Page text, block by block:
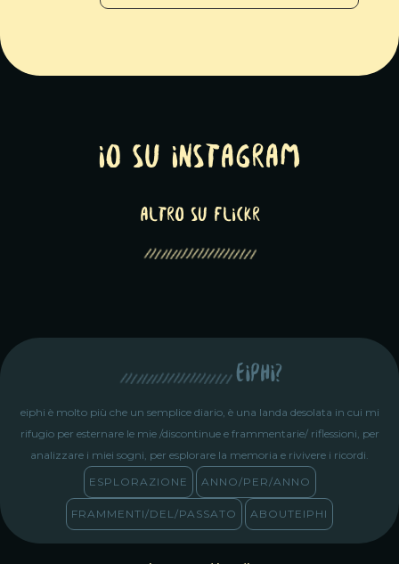
Io su Instagram
altro su Flickr
eiphi?
eiphi è molto più che un semplice diario, è una landa desolata in cui mi
rifugio per esternare le mie /discontinue e frammentarie/ riflessioni, per
analizzare i miei sogni, per esplorare la memoria e rivivere i ricordi.
ESPLORAZIONE
ANNO/PER/ANNO
FRAMMENTI/DEL/PASSATO ABOUTEIPHI